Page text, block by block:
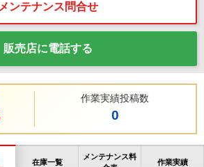
メンテナンス問合せ
販売店に電話する
作業実績投稿数
0
在庫一覧
メンテナンス料
作業実績